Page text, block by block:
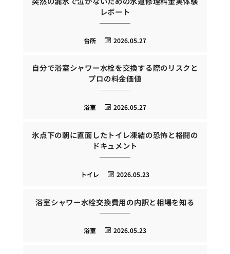
レポート
2026.05.27
台所
自分で浴室シャワー水栓を交換する際のリスクと
プロの料金価値
2026.05.27
浴室
氷点下の朝に直面したトイレ凍結の恐怖と格闘の
ドキュメント
2026.05.23
トイレ
浴室シャワー水栓交換費用の内訳と相場を知る
2026.05.23
浴室